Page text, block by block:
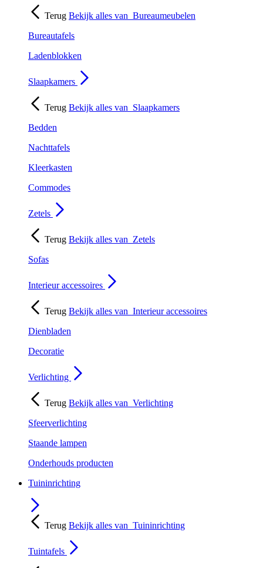
Terug Bekijk alles van Bureaumeubelen
Bureautafels
Ladenblokken
Slaapkamers
Terug Bekijk alles van Slaapkamers
Bedden
Nachttafels
Kleerkasten
Commodes
Zetels
Terug Bekijk alles van Zetels
Sofas
Interieur accessoires
Terug Bekijk alles van Interieur accessoires
Dienbladen
Decoratie
Verlichting
Terug Bekijk alles van Verlichting
Sfeerverlichting
Staande lampen
Onderhouds producten
Tuininrichting
Terug Bekijk alles van Tuininrichting
Tuintafels